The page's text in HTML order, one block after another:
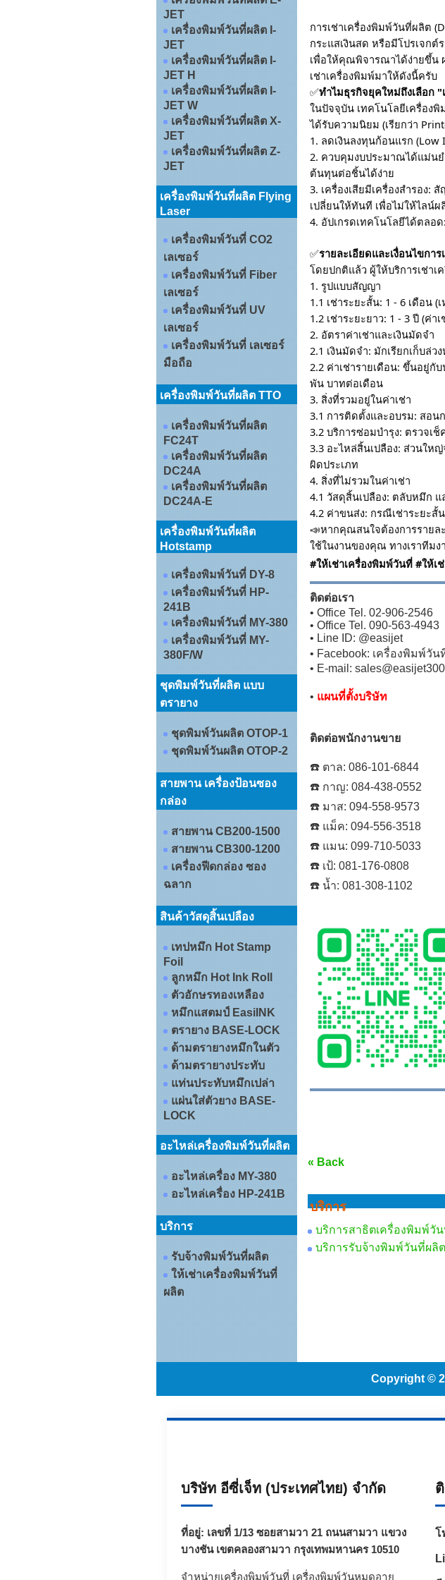
JET
เครื่องพิมพ์วันที่ผลิต I-
JET
เครื่องพิมพ์วันที่ผลิต I-
JET H
เครื่องพิมพ์วันที่ผลิต I-
JET W
เครื่องพิมพ์วันที่ผลิต X-
JET
เครื่องพิมพ์วันที่ผลิต Z-
JET
เครื่องพิมพ์วันที่ผลิต Flying
Laser
เครื่องพิมพ์วันที่ CO2
เลเซอร์
เครื่องพิมพ์วันที่ Fiber
เลเซอร์
เครื่องพิมพ์วันที่ UV
เลเซอร์
เครื่องพิมพ์วันที่ เลเซอร์
มือถือ
เครื่องพิมพ์วันที่ผลิต TTO
เครื่องพิมพ์วันที่ผลิต
FC24T
เครื่องพิมพ์วันที่ผลิต
DC24A
เครื่องพิมพ์วันที่ผลิต
DC24A-E
เครื่องพิมพ์วันที่ผลิต
Hotstamp
เครื่องพิมพ์วันที่ DY-8
เครื่องพิมพ์วันที่ HP-
241B
เครื่องพิมพ์วันที่ MY-380
เครื่องพิมพ์วันที่ MY-
380F/W
ชุดพิมพ์วันที่ผลิต แบบ
ตรายาง
ชุดพิมพ์วันผลิต OTOP-1
ชุดพิมพ์วันผลิต OTOP-2
สายพาน เครื่องป้อนซอง
กล่อง
สายพาน CB200-1500
สายพาน CB300-1200
เครื่องฟีดกล่อง ซอง
ฉลาก
สินค้าวัสดุสิ้นเปลือง
เทปหมึก Hot Stamp
Foil
ลูกหมึก Hot Ink Roll
ตัวอักษรทองเหลือง
หมึกแสตมป์ EasiINK
ตรายาง BASE-LOCK
ด้ามตรายางหมึกในตัว
ด้ามตรายางประทับ
แท่นประทับหมึกเปล่า
แผ่นใส่ตัวยาง BASE-
LOCK
อะไหล่เครื่องพิมพ์วันที่ผลิต
อะไหล่เครื่อง MY-380
อะไหล่เครื่อง HP-241B
บริการ
รับจ้างพิมพ์วันที่ผลิต
ให้เช่าเครื่องพิมพ์วันที่
ผลิต
การเช่าเครื่องพิมพ์วันที่ผลิต
กระแสเงินสด หรือมีโปรเจก
เพื่อให้คุณพิจารณาได้ง่ายขึ้น
เช่าเครื่องพิมพ์มาให้ดังนี้ครับ
✅ทำไมธุรกิจยุคใหม่ถึงเลือก
ในปัจจุบัน เทคโนโลยีเครื่องพิ
ได้รับความนิยม (เรียกว่า
1. ลดเงินลงทุนก้อนแรก (Low
2. ควบคุมงบประมาณได้แม่นย
ต้นทุนต่อชิ้นได้ง่าย
3. เครื่องเสียมีเครื่องสำรอง:
เปลี่ยนให้ทันที เพื่อไม่ให้ไลน์
4. อัปเกรดเทคโนโลยีได้ตลอ
✅รายละเอียดและเงื่อนไขกา
โดยปกติแล้ว ผู้ให้บริการเช่า
1. รูปแบบสัญญา
1.1 เช่าระยะสั้น: 1 - 6 เดือน
1.2 เช่าระยะยาว: 1 - 3 ปี (ค่า
2. อัตราค่าเช่าและเงินมัดจำ
2.1 เงินมัดจำ: มักเรียกเก็บล่
2.2 ค่าเช่ารายเดือน: ขึ้นอยู่กั
พัน บาทต่อเดือน
3. สิ่งที่รวมอยู่ในค่าเช่า
3.1 การติดตั้งและอบรม: สอน
3.2 บริการซ่อมบำรุง: ตรวจเ
3.3 อะไหล่สิ้นเปลือง: ส่วนใ
ผิดประเภท
4. สิ่งที่ไม่รวมในค่าเช่า
4.1 วัสดุสิ้นเปลือง: ตลับหมึก
4.2 ค่าขนส่ง: กรณีเช่าระยะสั้
📣หากคุณสนใจต้องการรายล
ใช้ในงานของคุณ ทางเราทีม
#ให้เช่าเครื่องพิมพ์วันที่ #ให้เ
ติดต่อเรา
• Office Tel. 02-906-2546
• Office Tel. 090-563-4943
• Line ID: @easijet
• Facebook: เครื่องพิมพ์วัน
• E-mail:
• แผนที่ตั้งบริษัท
ติดต่อพนักงานขาย
☎️ ตาล: 086-101-6844
☎️ กาญ: 084-438-0552
☎️ มาส: 094-558-9573
☎️ แม็ค: 094-556-3518
☎️ แมน: 099-710-5033
☎️ เป้: 081-176-0808
☎️ น้ำ: 081-308-1102
« Back
บริการ
บริการสาธิตเครื่องพิมพ์วั
บริการรับจ้างพิมพ์วันที่ผ
Copyright ©
บริษัท อีซี่เจ็ท (ประเทศไทย) จำกัด
ที่อยู่: เลขที่ 1/13 ซอยสามวา 21 ถนนสามวา แขวง
บางชัน เขตคลองสามวา กรุงเทพมหานคร 10510
จำหน่ายเครื่องพิมพ์วันที่ เครื่องพิมพ์วันหมดอายุ
โ